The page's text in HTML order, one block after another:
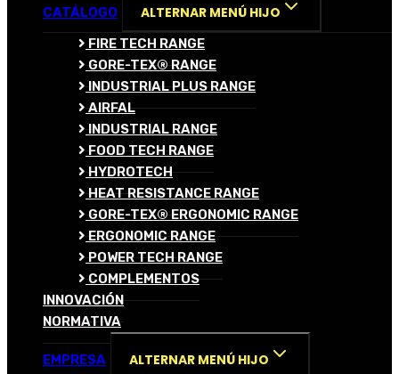
CATÁLOGO ALTERNAR MENÚ HIJO
FIRE TECH RANGE
GORE-TEX® RANGE
INDUSTRIAL PLUS RANGE
AIRFAL
INDUSTRIAL RANGE
FOOD TECH RANGE
HYDROTECH
HEAT RESISTANCE RANGE
GORE-TEX® ERGONOMIC RANGE
ERGONOMIC RANGE
POWER TECH RANGE
COMPLEMENTOS
INNOVACIÓN
NORMATIVA
EMPRESA ALTERNAR MENÚ HIJO